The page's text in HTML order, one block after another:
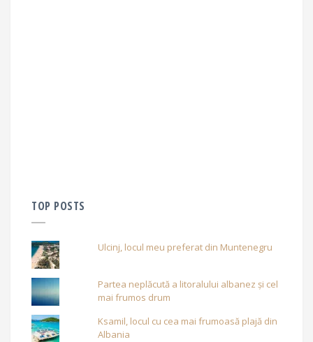
TOP POSTS
Ulcinj, locul meu preferat din Muntenegru
Partea neplăcută a litoralului albanez și cel
mai frumos drum
Ksamil, locul cu cea mai frumoasă plajă din
Albania